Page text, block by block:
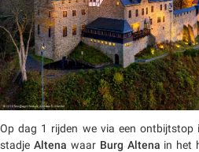
Op dag 1 rijden we via een ontbijtstop
stadje Altena waar Burg Altena in het